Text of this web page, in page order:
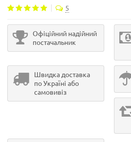
5
Офіційний надійний
постачальник
Швидка доставка
по Україні або
самовивіз